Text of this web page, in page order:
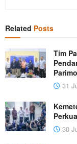
Related Posts
Tim
Parimo
31
30